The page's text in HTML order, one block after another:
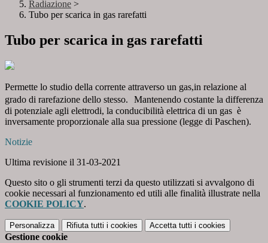
Radiazione >
Tubo per scarica in gas rarefatti
Tubo per scarica in gas rarefatti
Permette lo studio della corrente attraverso un gas,in relazione al
grado di rarefazione dello stesso. Mantenendo costante la differenza
di potenziale agli elettrodi, la conducibilità elettrica di un gas è
inversamente proporzionale alla sua pressione (legge di Paschen).
Notizie
Ultima revisione il 31-03-2021
Questo sito o gli strumenti terzi da questo utilizzati si avvalgono di
cookie necessari al funzionamento ed utili alle finalità illustrate nella
COOKIE POLICY.
Personalizza Rifiuta tutti i cookies Accetta tutti i cookies
Gestione cookie